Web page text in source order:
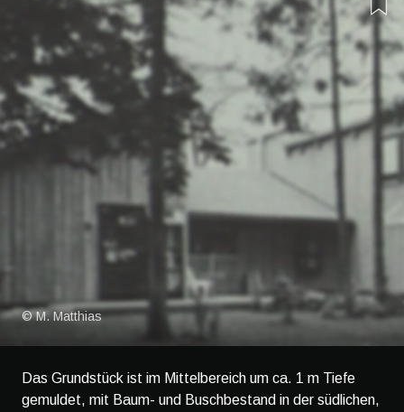
© M. Matthias
Das Grundstück ist im Mittelbereich um ca. 1 m Tiefe
gemuldet, mit Baum- und Buschbestand in der südlichen,